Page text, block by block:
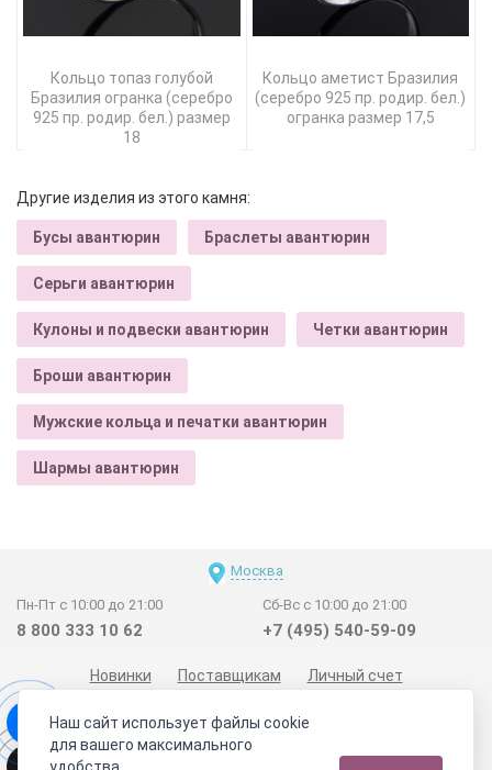
Кольцо топаз голубой
Бразилия огранка (серебро
925 пр. родир. бел.) размер
18
Кольцо аметист Бразилия
(серебро 925 пр. родир. бел.)
огранка размер 17,5
Другие изделия из этого камня:
Бусы авантюрин Браслеты авантюрин
Серьги авантюрин
Кулоны и подвески авантюрин Четки авантюрин
Броши авантюрин
Мужские кольца и печатки авантюрин
Шармы авантюрин
Москва
Пн-Пт с 10:00 до 21:00
8 800 333 10 62
Сб-Вс с 10:00 до 21:00
+7 (495) 540-59-09
Новинки Поставщикам
Личный счет
Отзывы покупателей
Сертификаты
Наш сайт использует файлы cookie
для вашего максимального